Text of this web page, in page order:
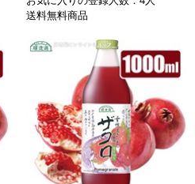
送料無料商品